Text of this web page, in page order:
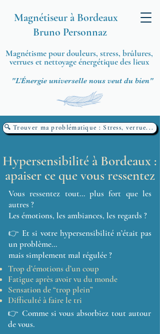
Magnétiseur à Bordeaux
Bruno Personnaz
Magnétisme pour douleurs, stress, brûlures,
verrues et nettoyage énergétique des lieux
"L’Énergie universelle nous veut du bien"
🔍 Trouver ma problématique : Stress, verrue...
Hypersensibilité à Bordeaux :
apaiser ce que vous ressentez
Vous ressentez tout… plus fort que les
autres ?
Les émotions, les ambiances, les regards ?
👉 Et si votre hypersensibilité n’était pas
un problème…
mais simplement mal régulée ?
Trop d’émotions d’un coup
Fatigue après avoir vu du monde
Sensation de “trop plein”
Difficulté à faire le tri
👉 Comme si vous absorbiez tout autour
de vous.